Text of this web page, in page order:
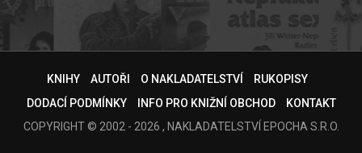
KNIHY AUTOŘI O NAKLADATELSTVÍ
RUKOPISY
DODACÍ PODMÍNKY
INFO PRO KNIŽNÍ OBCHOD
KONTAKT
COPYRIGHT © 2002 - 2026 , NAKLADATELSTVÍ EPOCHA S.R.O.